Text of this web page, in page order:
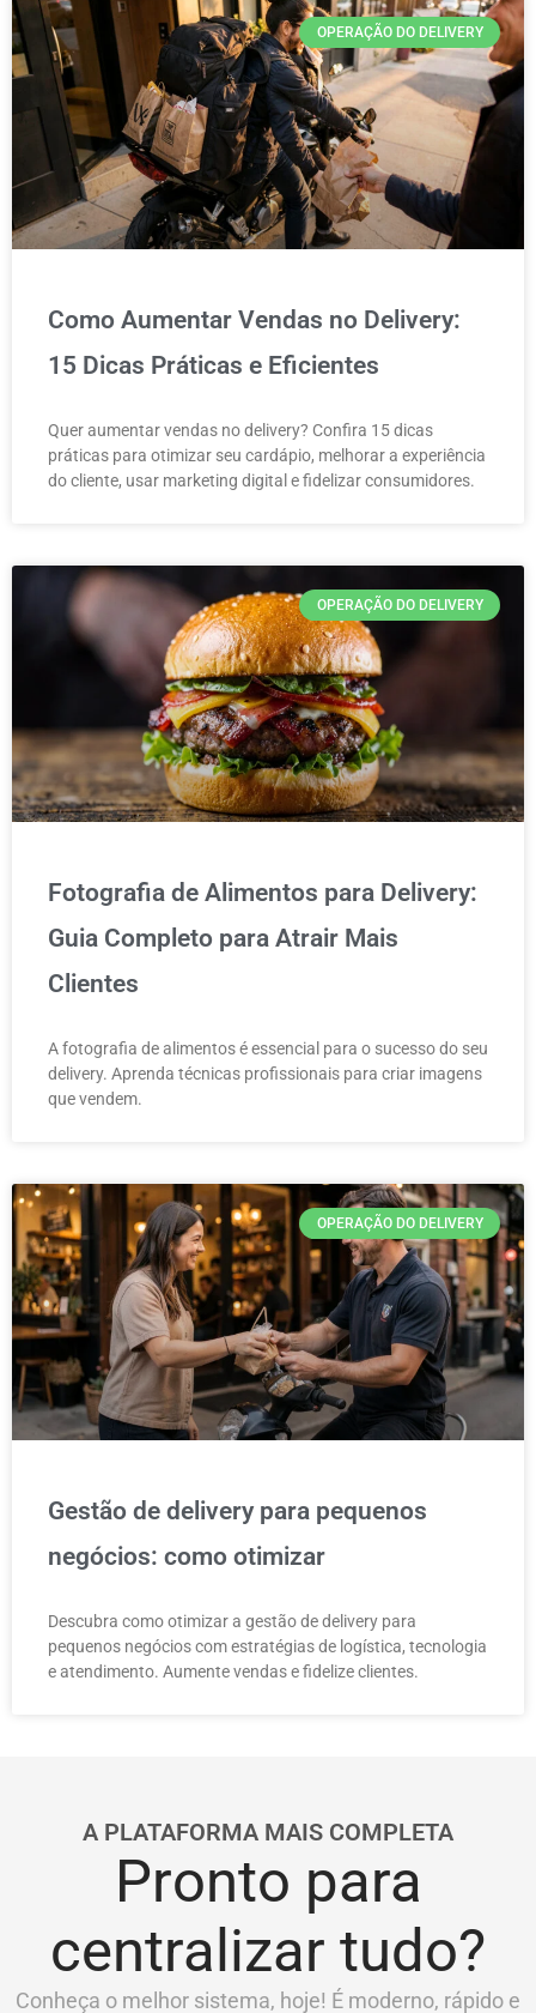
OPERAÇÃO DO DELIVERY
Como Aumentar Vendas no Delivery:
15 Dicas Práticas e Eficientes
Quer aumentar vendas no delivery? Confira 15 dicas
práticas para otimizar seu cardápio, melhorar a experiência
do cliente, usar marketing digital e fidelizar consumidores.
OPERAÇÃO DO DELIVERY
Fotografia de Alimentos para Delivery:
Guia Completo para Atrair Mais
Clientes
A fotografia de alimentos é essencial para o sucesso do seu
delivery. Aprenda técnicas profissionais para criar imagens
que vendem.
OPERAÇÃO DO DELIVERY
Gestão de delivery para pequenos
negócios: como otimizar
Descubra como otimizar a gestão de delivery para
pequenos negócios com estratégias de logística, tecnologia
e atendimento. Aumente vendas e fidelize clientes.
A PLATAFORMA MAIS COMPLETA
Pronto para
centralizar tudo?
Conheça o melhor sistema, hoje! É moderno, rápido e